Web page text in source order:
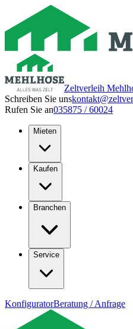
Zeltverleih
Schreiben Sie uns
Rufen Sie an035875 / 60024
Mieten
Kaufen
Branchen
Service
KonfiguratorBeratung / Anfrage